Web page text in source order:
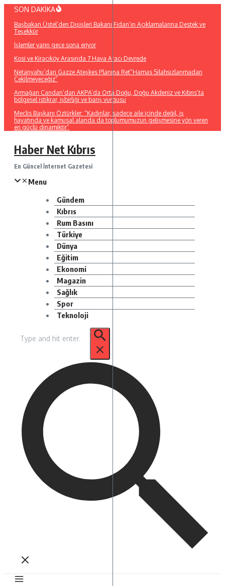
İçeriğe
SON DAKİKA
Başbakan Üstel’den Dışişleri Bakanı Fidan’ın Açıklamalarına Destek ve
Teşekkür
İşlemler yarın gece sona eriyor
Kosi ve Kiracıköy Arasında 7 Hava Aracı Devrede
Netanyahu’dan Gazze Ateşkes Planına Ret“Hamas Silahsızlanmadan
Çekilmeyeceğiz”
Armağan Candan’dan AKPA’da Orta Doğu, Doğu Akdeniz ve Kıbrıs’ta
bölgesel istikrar, işbirliği ve barış vurgusu
Meclis Başkanı Öztürkler: “Kadınlar, sadece aile içinde değil, iş
hayatında ve kamusal alanda da toplumumuzun gelişmesine yön veren
en güçlü dinamiktir”
Haber Net Kıbrıs
En Güncel İnternet Gazetesi
Menu
Gündem
Kıbrıs
Rum Basını
Türkiye
Dünya
Eğitim
Ekonomi
Magazin
Sağlık
Spor
Teknoloji